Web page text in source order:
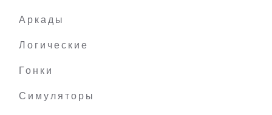
Аркады
Логические
Гонки
Симуляторы